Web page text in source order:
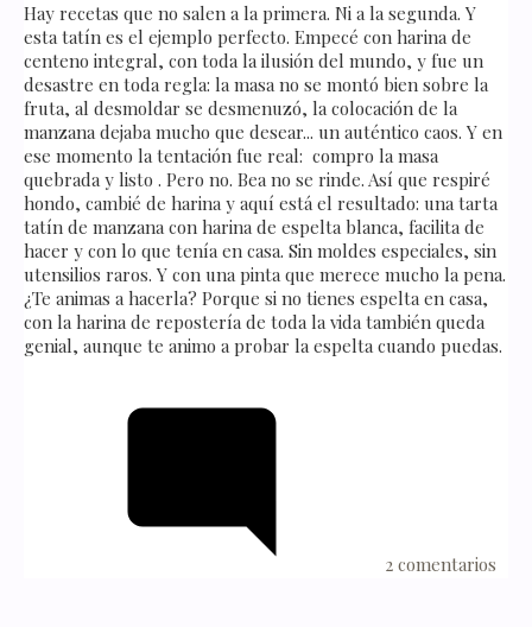
Hay recetas que no salen a la primera. Ni a la segunda. Y
esta tatín es el ejemplo perfecto. Empecé con harina de
centeno integral, con toda la ilusión del mundo, y fue un
desastre en toda regla: la masa no se montó bien sobre la
fruta, al desmoldar se desmenuzó, la colocación de la
manzana dejaba mucho que desear... un auténtico caos. Y en
ese momento la tentación fue real: compro la masa
quebrada y listo . Pero no. Bea no se rinde. Así que respiré
hondo, cambié de harina y aquí está el resultado: una tarta
tatín de manzana con harina de espelta blanca, facilita de
hacer y con lo que tenía en casa. Sin moldes especiales, sin
utensilios raros. Y con una pinta que merece mucho la pena.
¿Te animas a hacerla? Porque si no tienes espelta en casa,
con la harina de repostería de toda la vida también queda
genial, aunque te animo a probar la espelta cuando puedas.
2 comentarios